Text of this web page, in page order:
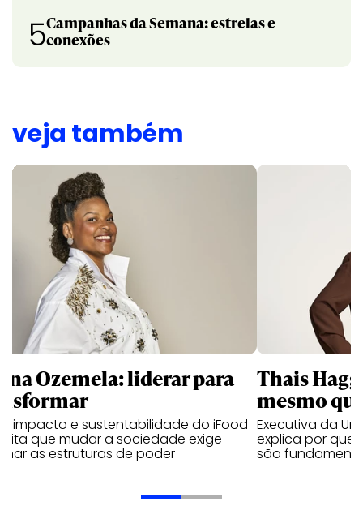
5Campanhas da Semana: estrelas e
conexões
veja também
Ozemela: liderar para
impacto e sustentabilidade do iFood
que mudar a sociedade exige
as estruturas de poder
Thais
mesmo
Executiva da
explica por que
são